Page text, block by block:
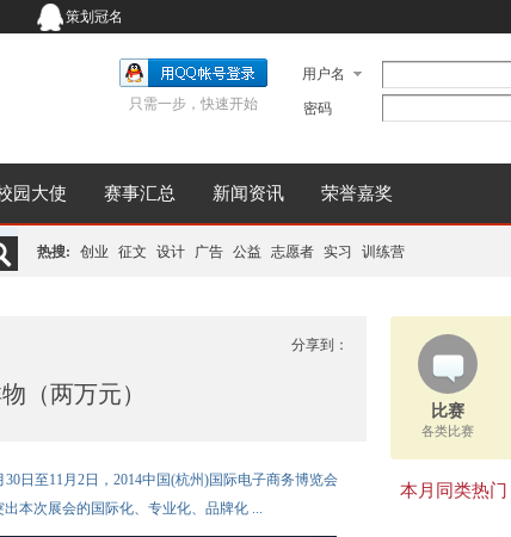
策划冠名
用户名
密码
只需一步，快速开始
园大使 赛事汇总 新闻资讯 荣誉嘉奖
热搜: 创业 征文 设计 广告 公益 志愿者 实习 训练营
分享到：
（两万元）
日至11月2日，2014中国(杭州)国际电子商务博览会
本次展会的国际化、专业化、品牌化 ...
比赛
各类比赛
本月同类热门 ·